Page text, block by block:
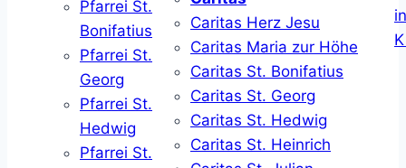
Pfarrei St.
Bonifatius
Pfarrei St.
Georg
Pfarrei St.
Hedwig
Pfarrei St.
Caritas Herz Jesu
Caritas Maria zur Höhe
Caritas St. Bonifatius
Caritas St. Georg
Caritas St. Hedwig
Caritas St. Heinrich